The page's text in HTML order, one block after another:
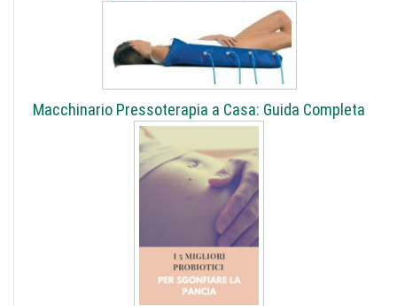
Macchinario Pressoterapia a Casa: Guida Completa